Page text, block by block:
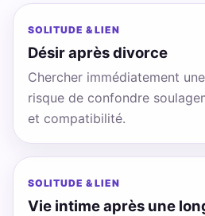
SOLITUDE & LIEN
Désir après divorce
Chercher immédiatement
risque de confondre
et compatibilité.
SOLITUDE & LIEN
Vie intime après une